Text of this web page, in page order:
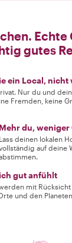
gutes
ein Local, nicht
Nur du und
Fremden, keine
Mehr du, weniger
Lass deinen lokalen
auf deine
gut anfühlt
mit Rücksicht
und den Planeten